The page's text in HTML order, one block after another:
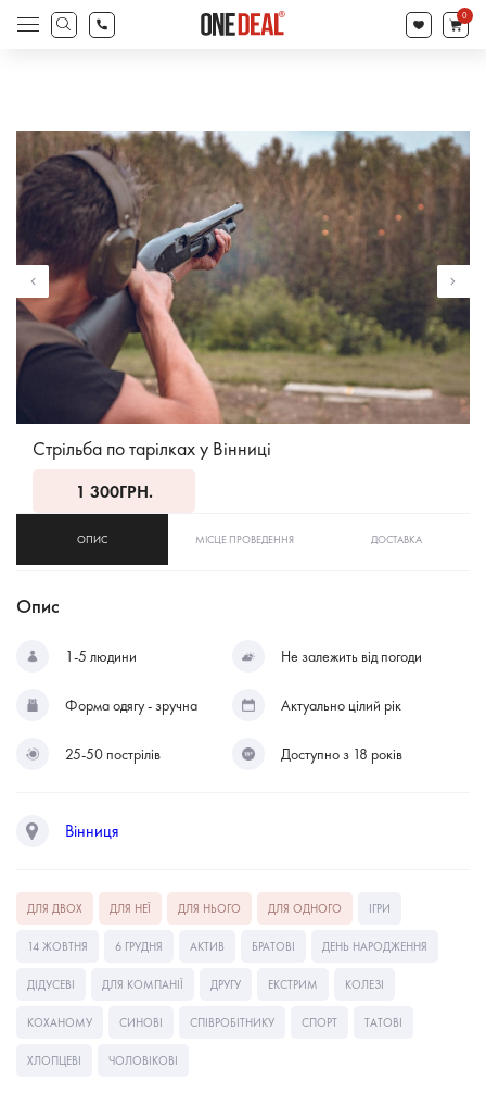
search
Products
search
0
Стрільба по тарілках у Вінниці
1 300ГРН.
ОПИС МІСЦЕ ПРОВЕДЕННЯ ДОСТАВКА
Опис
1-5 людини Не залежить від погоди
Форма одягу - зручна Актуально цілий рік
25-50 пострілів Доступно з 18 років
Вінниця
ДЛЯ ДВОХ ДЛЯ НЕЇ ДЛЯ НЬОГО ДЛЯ ОДНОГО ІГРИ
14 ЖОВТНЯ 6 ГРУДНЯ АКТИВ БРАТОВІ ДЕНЬ НАРОДЖЕННЯ
ДІДУСЕВІ ДЛЯ КОМПАНІЇ ДРУГУ ЕКСТРИМ КОЛЕЗІ
КОХАНОМУ СИНОВІ СПІВРОБІТНИКУ СПОРТ ТАТОВІ
ХЛОПЦЕВІ ЧОЛОВІКОВІ